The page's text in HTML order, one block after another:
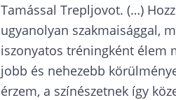
Tamással Trepljovot. (…)
ugyanolyan szakmaisággal,
iszonyatos tréningként élem
jobb és nehezebb
érzem, a színészetnek így